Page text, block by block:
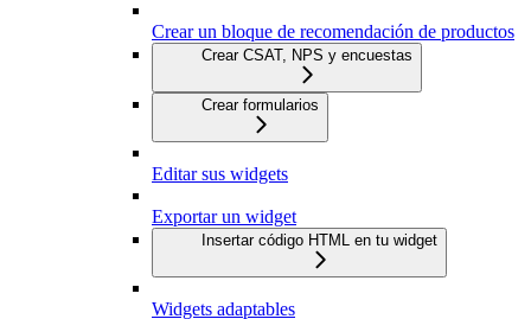
Crear un bloque de recomendación de productos
Crear CSAT, NPS y encuestas
Crear formularios
Editar sus widgets
Exportar un widget
Insertar código HTML en tu widget
Widgets adaptables